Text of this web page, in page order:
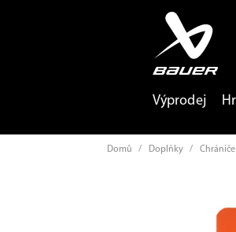
Výprodej
Domů / Doplňky /